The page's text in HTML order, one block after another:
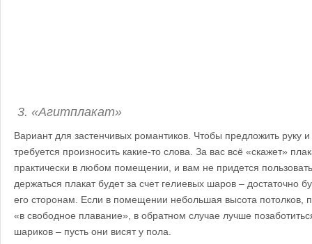
3. «Агитплакат»
Вариант для застенчивых романтиков. Чтобы предложить руку
требуется произносить какие-то слова. За вас всё «скажет»
практически в любом помещении, и вам не придется
держаться плакат будет за счет гелиевых шаров – достаточно
его сторонам. Если в помещении небольшая высота потолков,
«в свободное плавание», в обратном случае лучше
шариков – пусть они висят у пола.